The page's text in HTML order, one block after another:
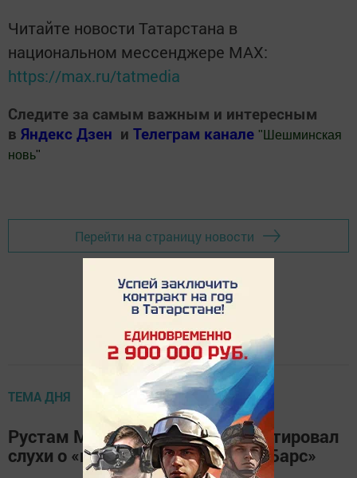
Читайте новости Татарстана в
национальном мессенджере MАХ:
https://max.ru/tatmedia
Следите за самым важным и интересным
в Яндекс Дзен и Телеграм канале " Шешминская
новь"
Перейти на страницу новости
ТЕМА ДНЯ
Рустам Минниханов прокомментировал
слухи о «проблемах» банка «Ак Барс»